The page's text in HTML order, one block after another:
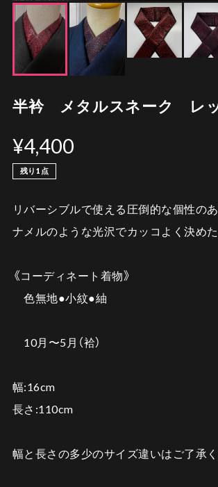
半衿 メタルスネーク レ
¥4,400
残り1点
リバーシブルで使える圧倒的な個性の
ナメルのような光沢でカッコよく決めた
《コーディネート着物》
色無地●小紋●紬
10月〜5月（袷）
幅:16cm
長さ:110cm
幅と長さの多少のサイズ違いはご了承く